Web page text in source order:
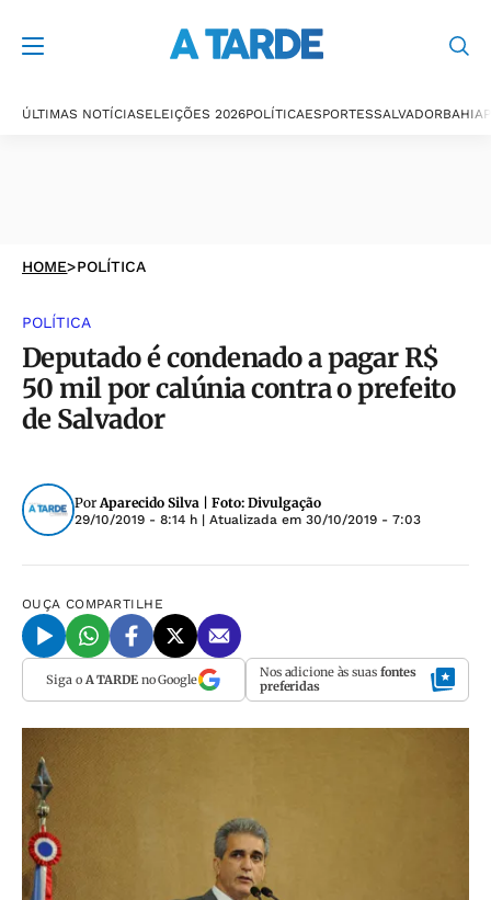
ÚLTIMAS NOTÍCIASELEIÇÕES 2026POLÍTICAESPORTESSALVADORBAHIA
HOME>POLÍTICA
POLÍTICA
Deputado é condenado a pagar R$
50 mil por calúnia contra o prefeito
de Salvador
PorAparecido Silva | Foto: Divulgação
29/10/2019 - 8:14 h | Atualizada em 30/10/2019 - 7:03
OUÇA COMPARTILHE
Siga o A TARDEno Google Nos adicione às suas fontes
preferidas